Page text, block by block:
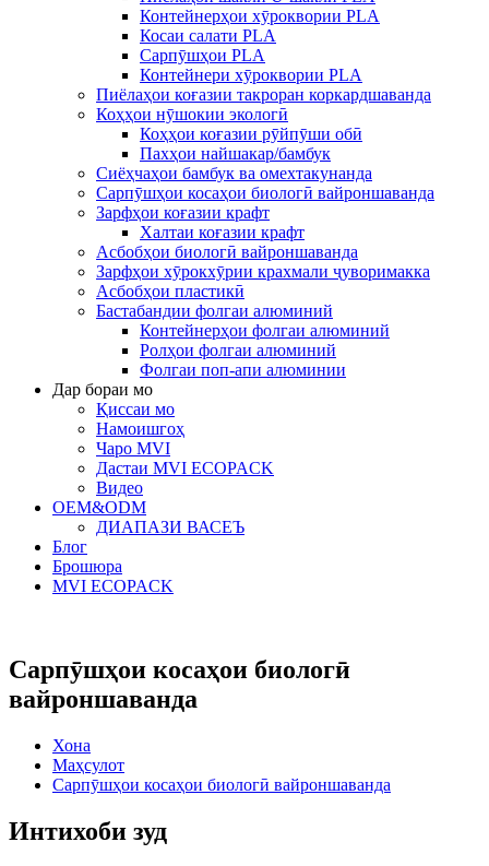
Контейнерҳои хӯроквории PLA
Косаи салати PLA
Сарпӯшҳои PLA
Контейнери хӯроквории PLA
Пиёлаҳои коғазии такроран коркардшаванда
Коҳҳои нӯшокии экологӣ
Коҳҳои коғазии рӯйпӯши обӣ
Пахҳои найшакар/бамбук
Сиёҳчаҳои бамбук ва омехтакунанда
Сарпӯшҳои косаҳои биологӣ вайроншаванда
Зарфҳои коғазии крафт
Халтаи коғазии крафт
Асбобҳои биологӣ вайроншаванда
Зарфҳои хӯрокхӯрии крахмали ҷуворимакка
Асбобҳои пластикӣ
Бастабандии фолгаи алюминий
Контейнерҳои фолгаи алюминий
Ролҳои фолгаи алюминий
Фолгаи поп-апи алюминии
Дар бораи мо
Қиссаи мо
Намоишгоҳ
Чаро MVI
Дастаи MVI ECOPACK
Видео
OEM&ODM
ДИАПАЗИ ВАСЕЪ
Блог
Брошюра
MVI ECOPACK
Сарпӯшҳои косаҳои биологӣ
вайроншаванда
Хона
Маҳсулот
Сарпӯшҳои косаҳои биологӣ вайроншаванда
Интихоби зуд